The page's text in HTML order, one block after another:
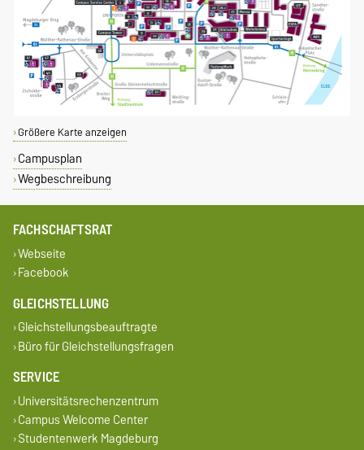
Größere Karte anzeigen
Campusplan
Wegbeschreibung
FACHSCHAFTSRAT
Webseite
Facebook
GLEICHSTELLUNG
Gleichstellungsbeauftragte
Büro für Gleichstellungsfragen
SERVICE
Universitätsrechenzentrum
Campus Welcome Center
Studentenwerk Magdeburg